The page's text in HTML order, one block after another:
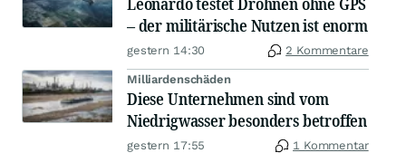
– der militärische Nutzen ist enorm
gestern 14:30 2 Kommentare
Milliardenschäden
Diese Unternehmen sind vom
Niedrigwasser besonders betroffen
gestern 17:55 1 Kommentar